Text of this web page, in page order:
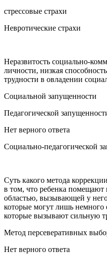
стрессовые страхи
Невротические страхи
Неразвитость социально-
личности, низкая
трудности в овладении
Социальной запущенности
Педагогической
Нет верного ответа
Социально-педагогической
Суть какого метода
в том, что ребенка помещают
областью, вызывающей у него
которые могут лишь немного
которые вызывают сильную
Метод персеверативных
Нет верного ответа